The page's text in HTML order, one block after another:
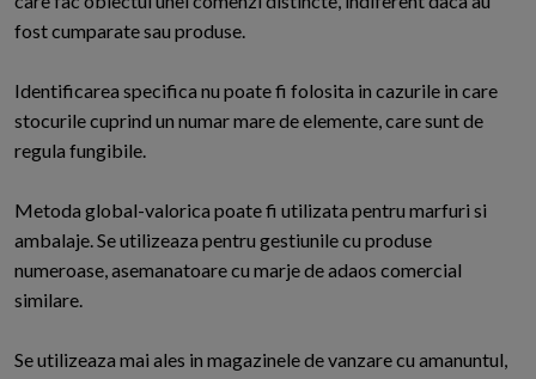
fost cumparate sau produse.
Identificarea specifica nu poate fi folosita in cazurile in care
stocurile cuprind un numar mare de elemente, care sunt de
regula fungibile.
Metoda global-valorica poate fi utilizata pentru marfuri si
ambalaje. Se utilizeaza pentru gestiunile cu produse
numeroase, asemanatoare cu marje de adaos comercial
similare.
Se utilizeaza mai ales in magazinele de vanzare cu amanuntul,